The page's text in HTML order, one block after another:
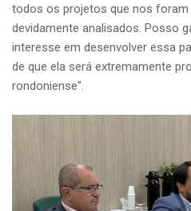
todos os projetos que nos
devidamente analisados. Posso
interesse em desenvolver essa
de que ela será extremamente
rondoniense”.